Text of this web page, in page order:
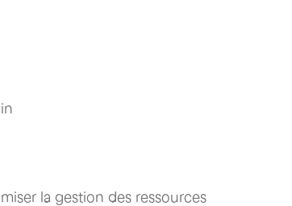
la gestion des ressources